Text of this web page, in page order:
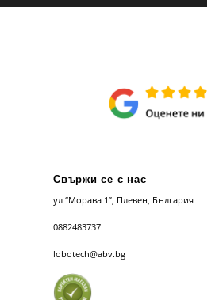
Свържи се с нас
ул “Морава 1”, Плевен, България
0882483737
lobotech@abv.bg